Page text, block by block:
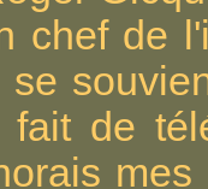
chef de
se
fait de